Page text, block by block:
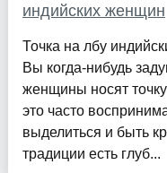
индийских женщин
Точка на лбу
Вы когда-нибудь
женщины носят
это часто
выделиться и быть
традиции есть глуб...